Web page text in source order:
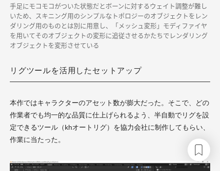
手足にモコモコがついた状態だとボーンに対するウェイト調整が難し
いため、スキニング用のシンプルなトポロジーのオブジェクトをレン
ダリング用のものとは別に用意し、「メッシュ変形」モディファイヤ
を用いてそのオブジェクトの変形に追従させるかたちでレンダリング
オブジェクトを変形させている
リグツールを活用したセットアップ
本作ではキャラクターのアセット数が膨大だった。そこで、どの
作業者でも均一的な品質に仕上げられるよう、半自動でリグを設
定できるツール（khオートリグ）を協力会社に制作してもらい、
作業に当たった。